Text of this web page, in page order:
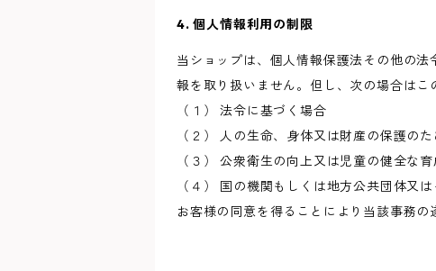
4. 個人情報利用の制限
当ショップは、個人情報保護法その他の
報を取り扱いません。但し、次の場合はこ
（１） 法令に基づく場合
（２） 人の生命、身体又は財産の保護の
（３） 公衆衛生の向上又は児童の健全な
（４） 国の機関もしくは地方公共団体又
お客様の同意を得ることにより当該事務